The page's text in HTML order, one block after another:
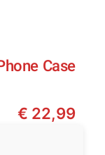
Case
€ 22,99